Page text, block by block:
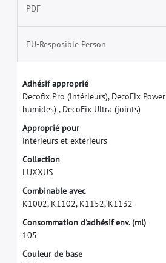
PDF
EU-Resposible Person
Adhésif approprié
Decofx Pro (intérieurs), DecoFix Power
humides) , DecoFix Ultra (joints)
Approprié pour
intérieurs et extérieurs
Collection
LUXXUS
Combinable avec
K1002, K1102, K1152, K1132
Consommation d'adhésif env. (ml)
105
Couleur de base